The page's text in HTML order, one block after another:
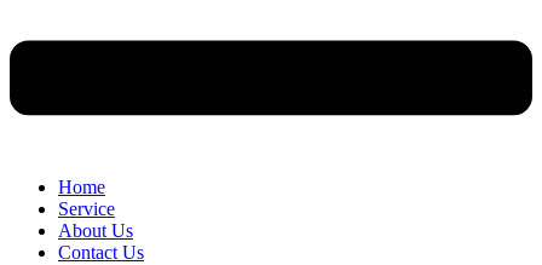
Home
Service
About Us
Contact Us